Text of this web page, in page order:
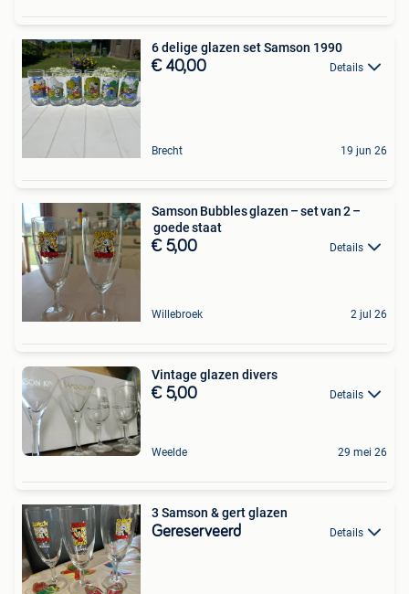
6 delige glazen set Samson 1990
€ 40,00 Details
Brecht 19 jun 26
Samson Bubbles glazen – set van 2 –
goede staat
€ 5,00 Details
Willebroek 2 jul 26
Vintage glazen divers
€ 5,00 Details
Weelde 29 mei 26
3 Samson & gert glazen
Gereserveerd Details